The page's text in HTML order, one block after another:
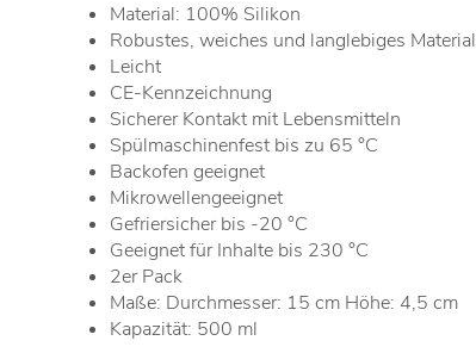
Material: 100% Silikon
Robustes, weiches und langlebiges Material
Leicht
CE-Kennzeichnung
Sicherer Kontakt mit Lebensmitteln
Spülmaschinenfest bis zu 65 °C
Backofen geeignet
Mikrowellengeeignet
Gefriersicher bis -20 °C
Geeignet für Inhalte bis 230 °C
2er Pack
Maße: Durchmesser: 15 cm Höhe: 4,5 cm
Kapazität: 500 ml